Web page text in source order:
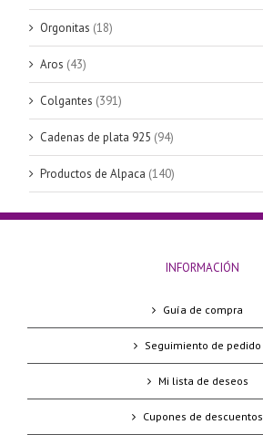
Orgonitas (18)
Aros (43)
Colgantes (391)
Cadenas de plata 925 (94)
Productos de Alpaca (140)
INFORMACIÓN
Guía de compra
Seguimiento de pedido
Mi lista de deseos
Cupones de descuentos